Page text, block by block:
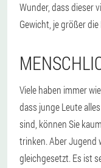
Wunder, dass dieser
Gewicht, je größer
Viele haben immer
dass junge Leute
sind, können Sie
trinken. Aber Jugend
gleichgesetzt. Es ist